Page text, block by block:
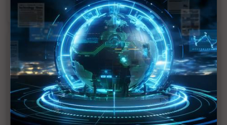
近７天熱門報導
MLCC訂單過熱、出貨比創高 村田示警全球AI基
建熱潮將趨緩
2027全年記憶體產能提前售罄 買家「祕而不
宣」只怕買不夠